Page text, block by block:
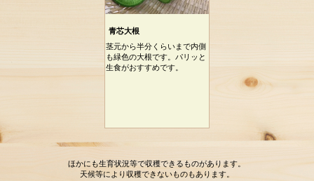
青芯大根
茎元から半分くらいまで内側
も緑色の大根です。パリッと
生食がおすすめです。
ほかにも生育状況等で収穫できるものがあります。
天候等により収穫できないものもあります。